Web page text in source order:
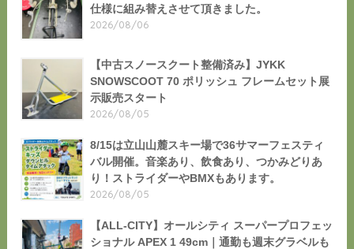
仕様に組み替えさせて頂きました。
2026/08/06
【中古スノースクート整備済み】JYKK
SNOWSCOOT 70 ポリッシュ フレームセット展
示販売スタート
2026/08/05
8/15は立山山麓スキー場で36サマーフェスティ
バル開催。音楽あり、飲食あり、つかみどりあ
り！ストライダーやBMXもあります。
2026/08/05
【ALL-CITY】オールシティ スーパープロフェッ
ショナル APEX 1 49cm｜通勤も週末グラベルも